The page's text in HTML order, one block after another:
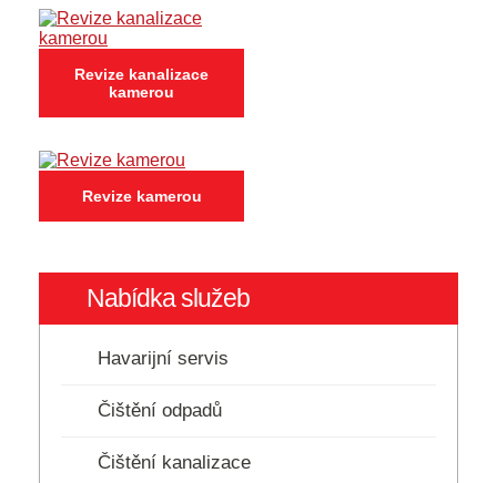
Nabídka služeb
Havarijní servis
Čištění odpadů
Čištění kanalizace
Revize kanalizace
kamerou
Revize kamerou